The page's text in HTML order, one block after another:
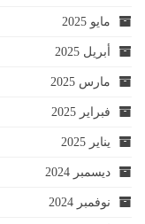
مايو 2025
أبريل 2025
مارس 2025
فبراير 2025
يناير 2025
ديسمبر 2024
نوفمبر 2024